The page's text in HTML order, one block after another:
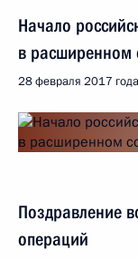
Начало
в расширенном
28 февраля 2017 года
Поздравление
операций